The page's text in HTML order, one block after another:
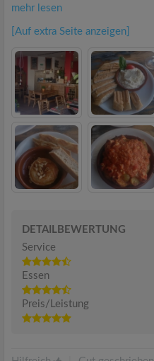
mehr lesen
[Auf extra Seite anzeigen]
DETAILBEWERTUNG
Service
Essen
Preis/Leistung